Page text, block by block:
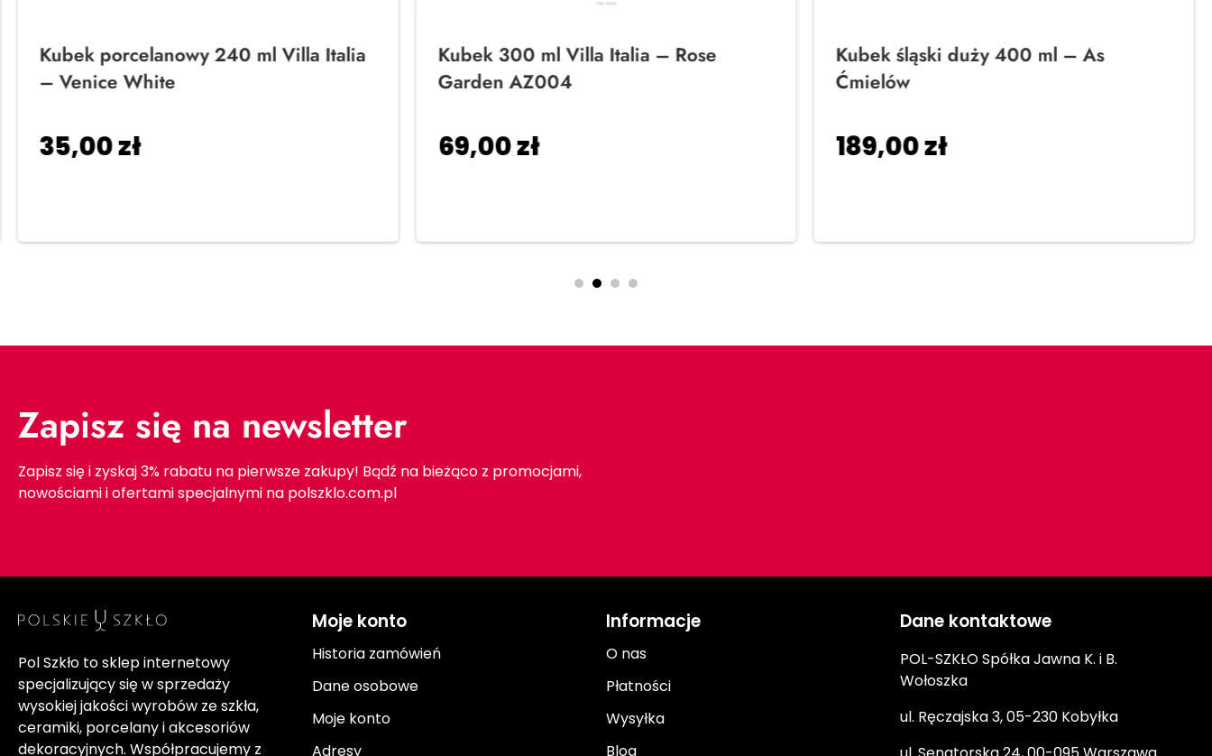
Kubek porcelanowy 240 ml Villa Italia
– Venice White
35,00zł
Kubek 300 ml Villa Italia – Rose
Garden AZ004
69,00zł
Kubek śląski duży 400 ml – As
Ćmielów
189,00zł
Zapisz się na newsletter
Zapisz się i zyskaj 3% rabatu na pierwsze zakupy! Bądź na bieżąco z promocjami,
nowościami i ofertami specjalnymi na polszklo.com.pl
Pol Szkło to sklep internetowy
specjalizujący się w sprzedaży
wysokiej jakości wyrobów ze szkła,
ceramiki, porcelany i akcesoriów
dekoracyjnych. Współpracujemy z
Moje konto
Historia zamówień
Dane osobowe
Moje konto
Adresy
Informacje
O nas
Płatności
Wysyłka
Blog
Dane kontaktowe
POL-SZKŁO Spółka Jawna K. i B.
Wołoszka
ul. Ręczajska 3, 05-230 Kobyłka